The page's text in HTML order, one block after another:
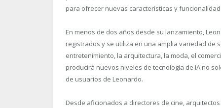
para ofrecer nuevas características y
En menos de dos años desde su lanzamiento,
registrados y se utiliza en una amplia variedad de
entretenimiento, la arquitectura, la moda, el
producirá nuevos niveles de tecnología de IA no
de usuarios de Leonardo.
Desde aficionados a directores de cine,